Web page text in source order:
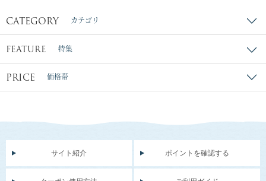
CATEGORY カテゴリ
FEATURE 特集
PRICE 価格帯
サイト紹介 ポイントを確認する